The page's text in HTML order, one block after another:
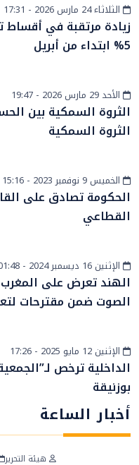
أخبار وطنيةالثلاثاء 24 مارس 2026 - 17:31
زيادة مرتقبة في أقساط
5% ابتداء من أبريل
الرأيالأحد 29 مارس 2026 - 19:47
الثروة السمكية بين
الثروة السمكية
أخبار وطنية
الخميس 9 نوفمبر 2023 - 15:16
الحكومة تصادق على
القطاعي
أخبار وطنيةالإثنين 16 ديسمبر 2024 - 01:48
الهند تعرض على
الصوت ضمن مقترحات
أخبار عامةالإثنين 12 مايو 2025 - 17:26
الداخلية ترخص
بوزنيقة
أخبار الساعة
هيئة التحرير